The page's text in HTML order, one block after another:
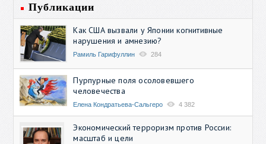
Публикации
Как США вызвали у Японии когнитивные
нарушения и амнезию?
Рамиль Гарифуллин 284
Пурпурные поля осоловевшего
человечества
Елена Кондратьева-Сальгеро 4 382
Экономический терроризм против России:
масштаб и цели